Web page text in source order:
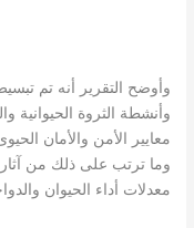
وأوضح التقرير أنه تم
وأنشطة الثروة الحيوانية
معايير الأمن والأمان
وما ترتب على ذلك من
معدلات أداء الحيوان